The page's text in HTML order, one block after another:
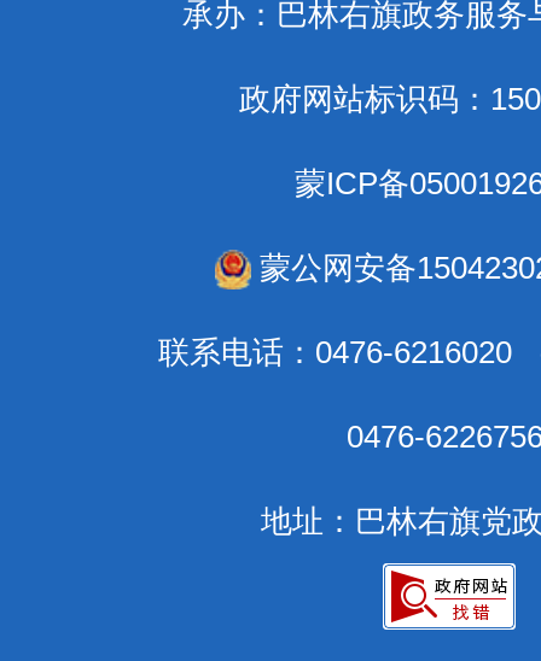
承办：巴林右旗政务服务
政府网站标识码：
蒙ICP备
蒙公网安备
联系电话：0476-6216020
0476-
地址：巴林右旗党